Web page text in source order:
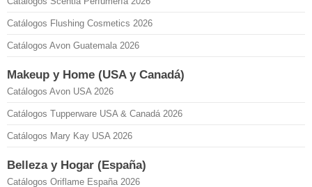
Catálogos Flushing Cosmetics 2026
Catálogos Avon Guatemala 2026
Makeup y Home (USA y Canadá)
Catálogos Avon USA 2026
Catálogos Tupperware USA & Canadá 2026
Catálogos Mary Kay USA 2026
Belleza y Hogar (España)
Catálogos Oriflame España 2026